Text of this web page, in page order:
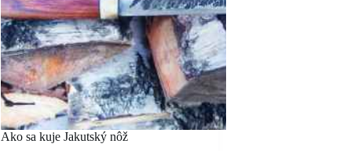
Ako sa kuje Jakutský nôž